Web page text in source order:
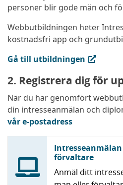
personer blir gode män och
Webbutbildningen heter
kostnadsfri app och
Gå till utbildningen
(extern länk, öppnas i ny flik)
2. Registrera dig för
När du har genomfört
din intresseanmälan och
vår e-postadress
förvaltare
Anmäl ditt